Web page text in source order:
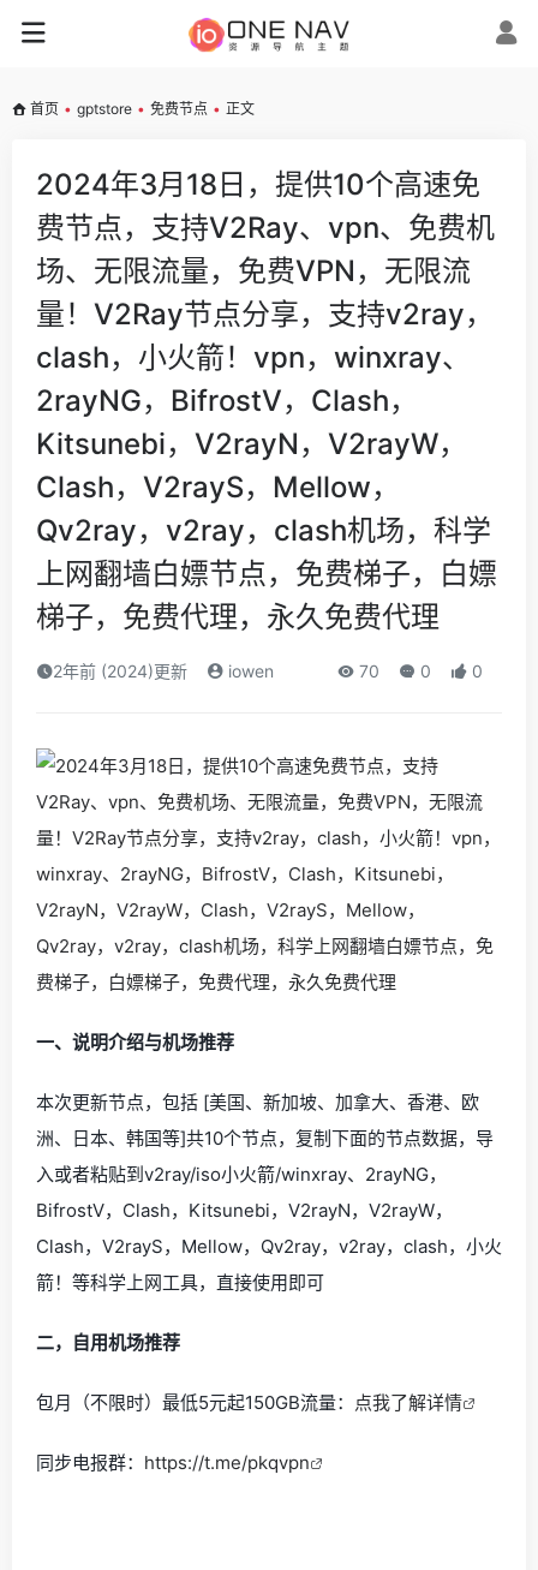
首页 • gptstore • 免费节点 • 正文
2024年3月18日，提供10个高速免
费节点，支持V2Ray、vpn、免费机
场、无限流量，免费VPN，无限流
量！V2Ray节点分享，支持v2ray，
clash，小火箭！vpn，winxray、
2rayNG，BifrostV，Clash，
Kitsunebi，V2rayN，V2rayW，
Clash，V2rayS，Mellow，
Qv2ray，v2ray，clash机场，科学
上网翻墙白嫖节点，免费梯子，白嫖
梯子，免费代理，永久免费代理
2年前 (2024)更新 iowen 70 0 0
一、说明介绍与机场推荐
本次更新节点，包括 [美国、新加坡、加拿大、香港、欧
洲、日本、韩国等]共10个节点，复制下面的节点数据，导
入或者粘贴到v2ray/iso小火箭/winxray、2rayNG，
BifrostV，Clash，Kitsunebi，V2rayN，V2rayW，
Clash，V2rayS，Mellow，Qv2ray，v2ray，clash，小火
箭！等科学上网工具，直接使用即可
二，自用机场推荐
包月（不限时）最低5元起150GB流量： 点我了解详情
同步电报群： https://t.me/pkqvpn